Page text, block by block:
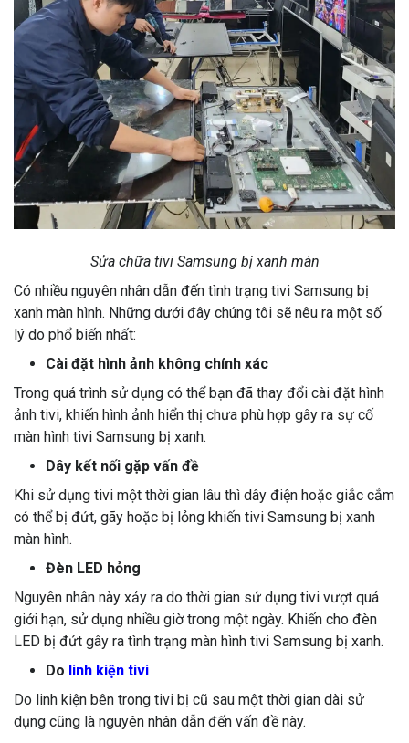
Sửa chữa tivi Samsung bị xanh màn
Có nhiều nguyên nhân dẫn đến tình trạng tivi Samsung bị
xanh màn hình. Những dưới đây chúng tôi sẽ nêu ra một số
lý do phổ biến nhất:
Cài đặt hình ảnh không chính xác
Trong quá trình sử dụng có thể bạn đã thay đổi cài đặt hình
ảnh tivi, khiến hình ảnh hiển thị chưa phù hợp gây ra sự cố
màn hình tivi Samsung bị xanh.
Dây kết nối gặp vấn đề
Khi sử dụng tivi một thời gian lâu thì dây điện hoặc giắc cắm
có thể bị đứt, gãy hoặc bị lỏng khiến tivi Samsung bị xanh
màn hình.
Đèn LED hỏng
Nguyên nhân này xảy ra do thời gian sử dụng tivi vượt quá
giới hạn, sử dụng nhiều giờ trong một ngày. Khiến cho đèn
LED bị đứt gây ra tình trạng màn hình tivi Samsung bị xanh.
Do linh kiện tivi
Do linh kiện bên trong tivi bị cũ sau một thời gian dài sử
dụng cũng là nguyên nhân dẫn đến vấn đề này.